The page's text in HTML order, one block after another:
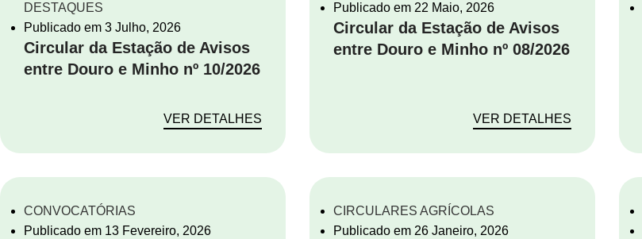
DESTAQUES
Publicado em 3 Julho, 2026
Circular da Estação de Avisos
entre Douro e Minho nº 10/2026
VER DETALHES
Publicado em 22 Maio, 2026
Circular da Estação de Avisos
entre Douro e Minho nº 08/2026
VER DETALHES
CONVOCATÓRIAS
Publicado em 13 Fevereiro, 2026
CIRCULARES AGRÍCOLAS
Publicado em 26 Janeiro, 2026